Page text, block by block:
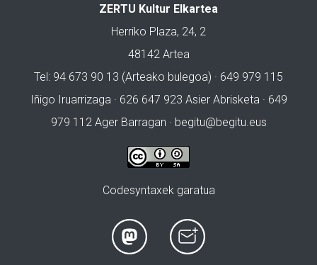
ZERTU Kultur Elkartea
Herriko Plaza, 24, 2
48142 Artea
Tel: 94 673 90 13 (Arteako bulegoa) · 649 979 115
Iñigo Iruarrizaga · 626 647 923 Asier Abrisketa · 649
979 112 Ager Barragan · begitu@begitu.eus
Codesyntaxek garatua